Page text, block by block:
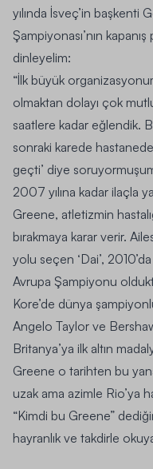
yılında İsveç’in başkenti
Şampiyonası’nın
dinleyelim:
“İlk büyük
olmaktan dolayı çok
saatlere kadar eğlendik.
sonraki karede
geçti’ diye
2007 yılına kadar ilaçla
Greene, atletizmin
bırakmaya karar verir.
yolu seçen ‘Dai’,
Avrupa Şampiyonu
Kore’de dünya
Angelo Taylor ve
Britanya’ya ilk altın
Greene o tarihten bu
uzak ama azimle Rio’ya
“Kimdi bu Greene”
hayranlık ve takdirle